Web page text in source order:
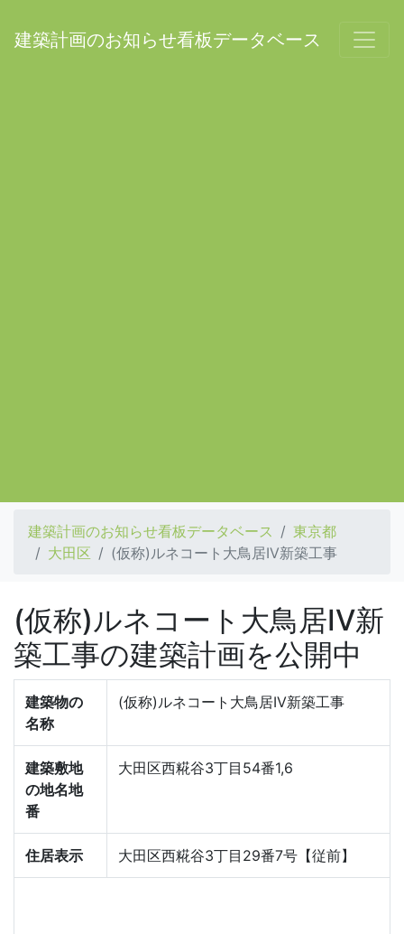
建築計画のお知らせ看板データベース
建築計画のお知らせ看板データベース
東京都
大田区
(仮称)ルネコート大鳥居IV新築工事
(仮称)ルネコート大鳥居IV新
築工事の建築計画を公開中
建築物の
名称
(仮称)ルネコート大鳥居IV新築工事
建築敷地
の地名地
番
大田区西糀谷3丁目54番1,6
住居表示 大田区西糀谷3丁目29番7号【従前】